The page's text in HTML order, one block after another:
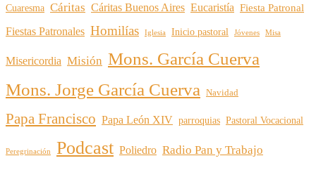
Cuaresma Cáritas Cáritas Buenos Aires Eucaristía Fiesta Patronal
Fiestas Patronales Homilías Iglesia Inicio pastoral Jóvenes Misa
Misericordia Misión Mons. García Cuerva
Mons. Jorge García Cuerva
Navidad
Papa Francisco Papa León XIV parroquias Pastoral Vocacional
Peregrinación Podcast Poliedro Radio Pan y Trabajo